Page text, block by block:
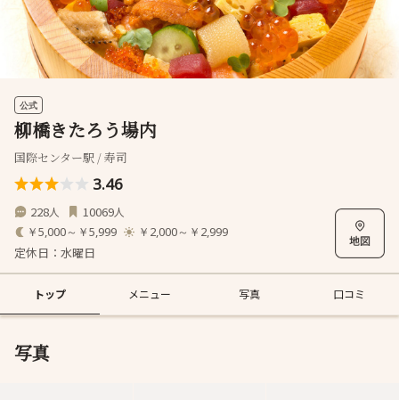
公式
柳橋きたろう場内
国際センター駅 / 寿司
3.46
228人 10069人
￥5,000～￥5,999 ￥2,000～￥2,999
定休日：水曜日
トップ メニュー 写真 口コミ
写真